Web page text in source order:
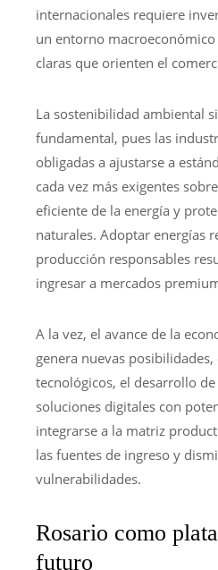
internacionales requiere
un entorno
claras que orienten el
La sostenibilidad ambiental
fundamental, pues las
obligadas a ajustarse a
cada vez más exigentes
eficiente de la energía y
naturales. Adoptar energías
producción responsables
ingresar a mercados
A la vez, el avance de la
genera nuevas
tecnológicos, el desarrollo
soluciones digitales con
integrarse a la matriz
las fuentes de ingreso y
vulnerabilidades.
Rosario como
futuro